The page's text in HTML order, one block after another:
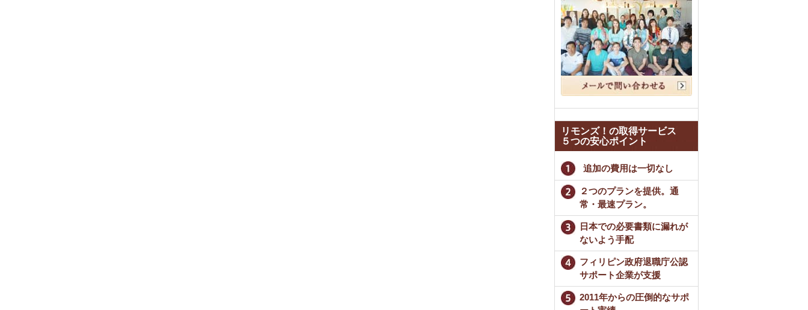
リモンズ！の取得サービス
５つの安心ポイント
追加の費用は一切なし
２つのプランを提供。通
常・最速プラン。
日本での必要書類に漏れが
ないよう手配
フィリピン政府退職庁公認
サポート企業が支援
2011年からの圧倒的なサポ